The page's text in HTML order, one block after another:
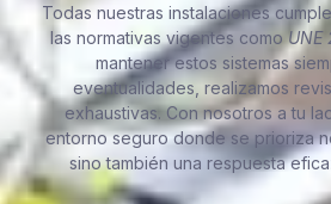
Todas nuestras instalaciones
las normativas vigentes comoUNE
mantener estos sistemas
eventualidades, realizamos
exhaustivas. Con nosotros a tu
entorno seguro donde se prioriza
sino también una respuesta